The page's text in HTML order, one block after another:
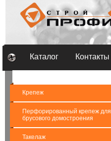
Каталог Контакты
Крепеж
Перфорированный крепеж для
брусового домостроения
Такелаж